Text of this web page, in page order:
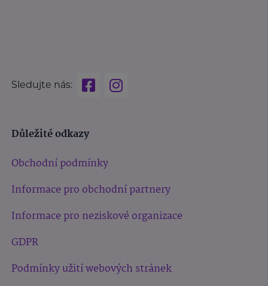
Sledujte nás:
Důležité odkazy
Obchodní podmínky
Informace pro obchodní partnery
Informace pro neziskové organizace
GDPR
Podmínky užití webových stránek